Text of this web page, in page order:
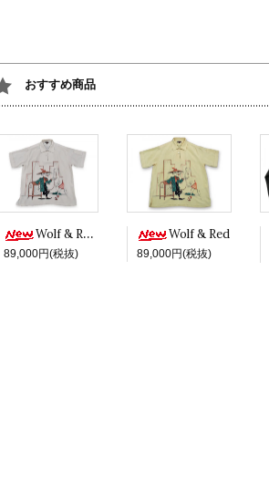
おすすめ商品
Wolf & Red -White ver.-
89,000円(税抜)
Wolf & Red
89,000円(税抜)